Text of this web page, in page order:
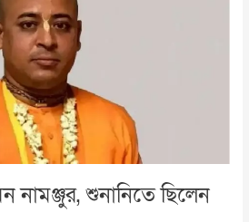
নামঞ্জুর, শুনানিতে ছিলেন